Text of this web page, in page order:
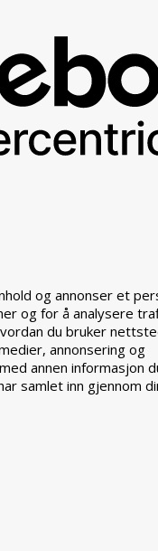
og annonser et
og for å analysere
du bruker
annonsering og
annen informasjon
samlet inn gjennom